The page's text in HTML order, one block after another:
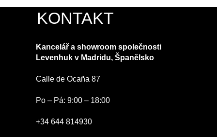
KONTAKT
Kancelář a showroom společnosti
Levenhuk v Madridu, Španělsko
Calle de Ocaña 87
Po – Pá: 9:00 – 18:00
+34 644 814930